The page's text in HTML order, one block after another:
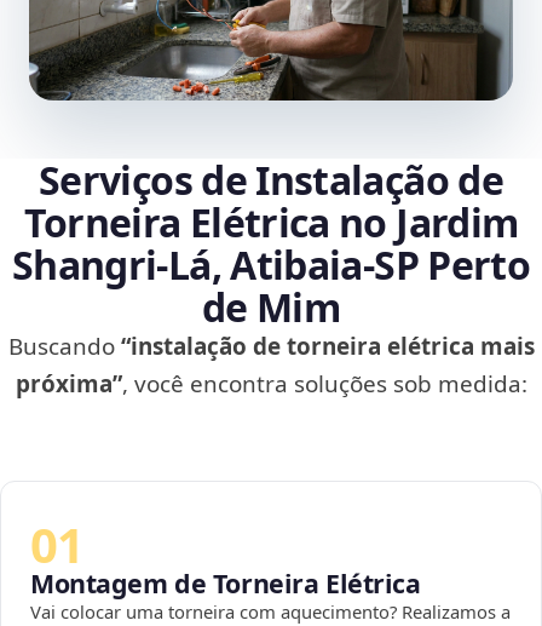
Serviços de Instalação de
Torneira Elétrica no Jardim
Shangri-Lá, Atibaia‑SP Perto
de Mim
Buscando“instalação de torneira elétrica mais
próxima”, você encontra soluções sob medida:
01
Montagem de Torneira Elétrica
Vai colocar uma torneira com aquecimento? Realizamos a